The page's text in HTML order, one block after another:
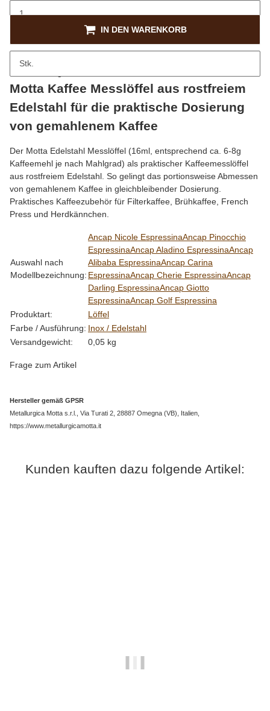
Stk.
IN DEN WARENKORB
Motta Kaffee Messlöffel aus rostfreiem
Edelstahl für die praktische Dosierung
von gemahlenem Kaffee
Der Motta Edelstahl Messlöffel (16ml, entsprechend ca. 6-8g
Kaffeemehl je nach Mahlgrad) als praktischer Kaffeemesslöffel
aus rostfreiem Edelstahl. So gelingt das portionsweise Abmessen
von gemahlenem Kaffee in gleichbleibender Dosierung.
Praktisches Kaffeezubehör für Filterkaffee, Brühkaffee, French
Press und Herdkännchen.
Produkteigenschaft
Auswahl nach
Modellbezeichnung:
Ancap Nicole EspressinaAncap Pinocchio
EspressinaAncap Aladino EspressinaAncap
Alibaba EspressinaAncap Carina
EspressinaAncap Cherie EspressinaAncap
Darling EspressinaAncap Giotto
EspressinaAncap Golf Espressina
Produktart:
Löffel
Farbe / Ausführung: Inox / Edelstahl
Versandgewicht:
0,05 kg
Frage zum Artikel
Hersteller gemäß GPSR
Metallurgica Motta s.r.l., Via Turati 2, 28887 Omegna (VB), Italien,
https://www.metallurgicamotta.it
Kunden kauften dazu folgende Artikel: